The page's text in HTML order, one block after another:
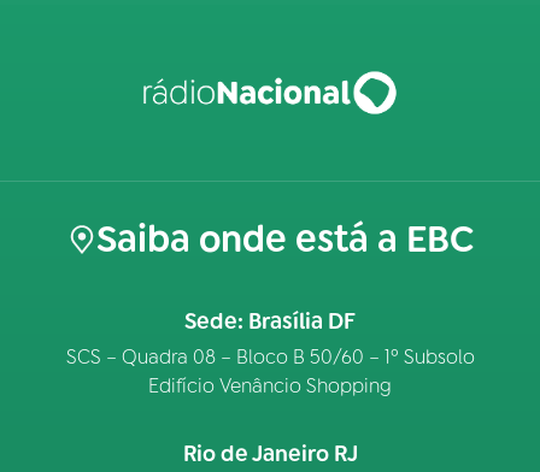
Saiba onde está a EBC
Sede: Brasília DF
SCS – Quadra 08 – Bloco B 50/60 – 1º Subsolo
Edifício Venâncio Shopping
Rio de Janeiro RJ